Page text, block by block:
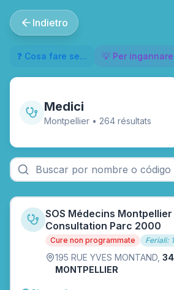
Indietro
❓ Cosa fare se... 💡 Per
Medici
Montpellier • 264 résultats
SOS Médecins
Consultation Parc 2000
Cure non programmate Feriali:
195 RUE YVES MONTAND
MONTPELLIER